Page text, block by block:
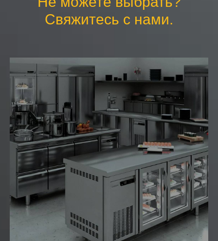
Свяжитесь с нами.